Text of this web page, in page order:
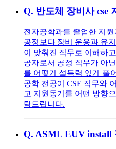
Q. 반도체 장비사 cse
전자공학과를 졸업한 지
공정보다 장비 운용과 유
이 맞춰진 직무로 이해하
공자로서 공정 직무가 아
를 어떻게 설득력 있게 풀
공학 전공이 CSE 직무와
고 지원동기를 어떤 방향
탁드립니다.
Q. ASML EUV install